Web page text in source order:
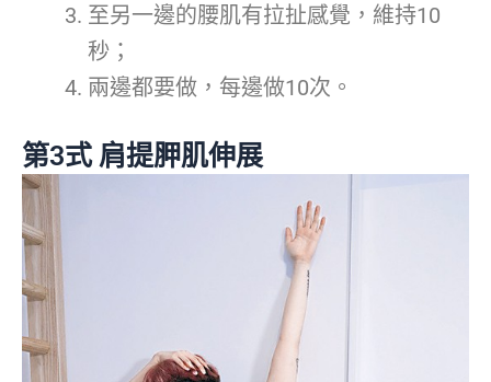
至另一邊的腰肌有拉扯感覺，維持10
秒；
兩邊都要做，每邊做10次。
第3式 肩提胛肌伸展